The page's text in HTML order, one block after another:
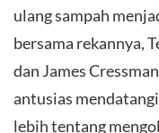
ulang sampah
bersama rekannya,
dan James
antusias
lebih tentang